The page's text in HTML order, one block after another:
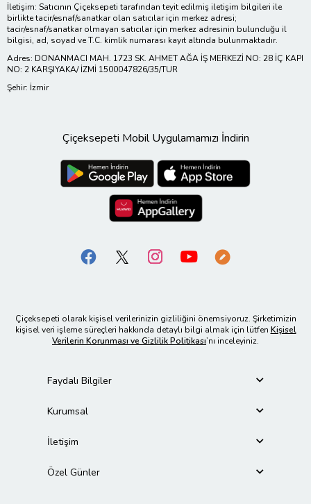
İletişim: Satıcının Çiçeksepeti tarafından teyit edilmiş iletişim bilgileri ile
birlikte tacir/esnaf/sanatkar olan satıcılar için merkez adresi;
tacir/esnaf/sanatkar olmayan satıcılar için merkez adresinin bulunduğu il
bilgisi, ad, soyad ve T.C. kimlik numarası kayıt altında bulunmaktadır.
Adres: DONANMACI MAH. 1723 SK. AHMET AĞA İŞ MERKEZİ NO: 28 İÇ KAPI
NO: 2 KARŞIYAKA/ İZMİ 1500047826/35/TUR
Şehir: İzmir
Çiçeksepeti Mobil Uygulamamızı İndirin
Çiçeksepeti olarak kişisel verilerinizin gizliliğini önemsiyoruz. Şirketimizin
kişisel veri işleme süreçleri hakkında detaylı bilgi almak için lütfen Kişisel
Verilerin Korunması ve Gizlilik Politikası’nı inceleyiniz.
Faydalı Bilgiler
Kurumsal
İletişim
Özel Günler